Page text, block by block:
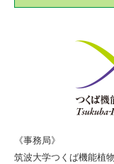
《事務局》
筑波大学つくば機能植